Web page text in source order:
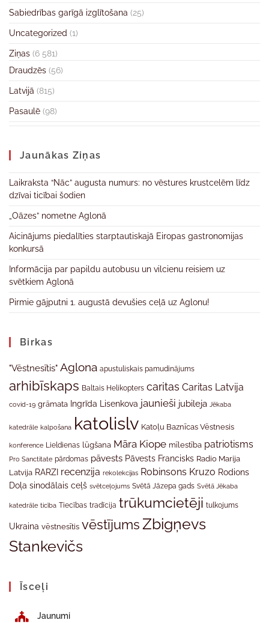
Sabiedrības garīgā izglītošana (25)
Uncategorized (1)
Ziņas (6 581)
Draudzēs (56)
Latvijā (815)
Pasaulē (98)
Jaunākas Ziņas
Laikraksta “Nāc” augusta numurs: no vēstures krustcelēm līdz
dzīvai ticībai šodien
„Oāzes” nometne Aglonā
Aicinājums piedalīties starptautiskajā Eiropas gastronomijas
konkursā
Informācija par papildu autobusu un vilcienu reisiem uz
svētkiem Aglonā
Pirmie gājputni 1. augustā devušies ceļā uz Aglonu!
Birkas
"Vēstnesītis" Aglona apustuliskais pamudinājums
arhibīskaps Baltais Helikopters caritas Caritas Latvija
covid-19 grāmata Ingrīda Lisenkova jaunieši jubileja Jēkaba
katedrāle kalpošana katolislv Katoļu Baznīcas Vēstnesis
konference Lieldienas lūgšana Māra Kiope mīlestība patriotisms
Pro Sanctitate pārdomas pāvests Pāvests Francisks Radio Marija
Latvija RARZI recenzija rekolekcijas Robinsons Kruzo Rodions
Doļa sinodālais ceļš svētceļojums Svētā Jāzepa gads Svētā Jēkaba
katedrāle ticība Tiecības tradīcija trūkumcietēji tulkojums
Ukraina vēstnesītis vēstījumsZbigņevs
Stankevičs
Īsceļi
Jaunumi